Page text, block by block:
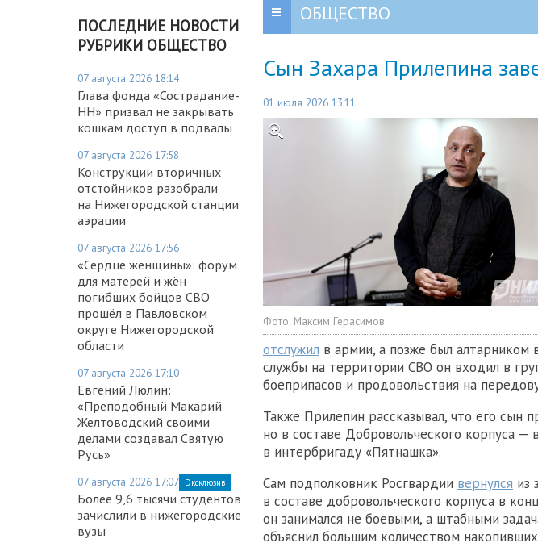
ПОСЛЕДНИЕ НОВОСТИ
РУБРИКИ ОБЩЕСТВО
07 августа 2026 18:14
Глава фонда «Сострадание-
НН» призвал не закрывать
кошкам доступ в подвалы
07 августа 2026 17:58
Конструкции вторичных
отстойников разобрали
на Нижегородской станции
аэрации
07 августа 2026 17:56
«Сердце женщины»: форум
для матерей и жён
погибших бойцов СВО
прошёл в Павловском
округе Нижегородской
области
07 августа 2026 17:10
Евгений Люлин:
«Преподобный Макарий
Желтоводский своими
делами создавал Святую
Русь»
07 августа 2026 17:07 Эксклюзив
Более 9,6 тысячи студентов
зачислили в нижегородские
вузы
ОБЩЕСТВО
Сын Захара Прилепина
01 июля 2026 13:11
Фото: Максим Герасимов
отслужил в армии, а позже был
службы на территории СВО он входил в
боеприпасов и продовольствия на
Также Прилепин рассказывал, что его сын
но в составе Добровольческого корпуса
в интербригаду «Пятнашка».
Сам подполковник Росгвардии вернулся из
в составе добровольческого корпуса в
он занимался не боевыми, а штабными
объяснил большим количеством